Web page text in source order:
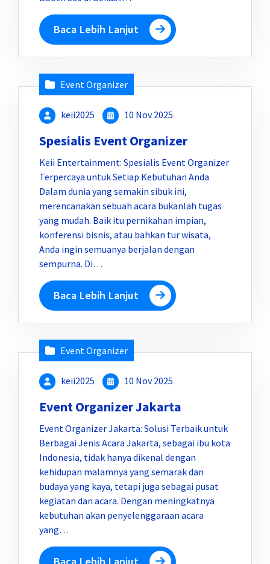
Baca Lebih Lanjut
Event Organizer
keii2025 10 Nov 2025
Spesialis Event Organizer
Keii Entertainment: Spesialis Event Organizer
Terpercaya untuk Setiap Kebutuhan Anda
Dalam dunia yang semakin sibuk ini,
merencanakan sebuah acara bukanlah tugas
yang mudah. Baik itu pernikahan impian,
konferensi bisnis, atau bahkan tur wisata,
Anda ingin semuanya berjalan dengan
sempurna. Di…
Baca Lebih Lanjut
Event Organizer
keii2025 10 Nov 2025
Event Organizer Jakarta
Event Organizer Jakarta: Solusi Terbaik untuk
Berbagai Jenis Acara Jakarta, sebagai ibu kota
Indonesia, tidak hanya dikenal dengan
kehidupan malamnya yang semarak dan
budaya yang kaya, tetapi juga sebagai pusat
kegiatan dan acara. Dengan meningkatnya
kebutuhan akan penyelenggaraan acara
yang…